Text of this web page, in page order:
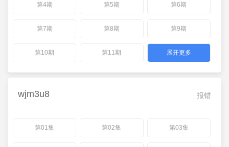
第4期 第5期 第6期
第7期 第8期 第9期
第10期 第11期 展开更多
报错
wjm3u8
第01集 第02集 第03集